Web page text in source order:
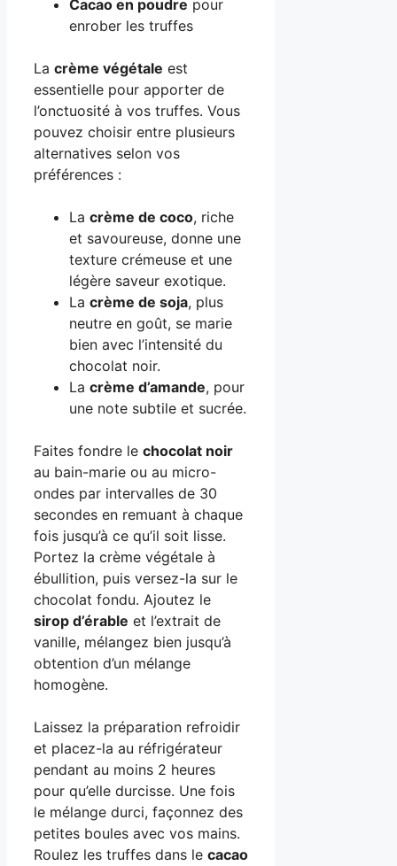
Cacao en poudre pour
enrober les truffes
La crème végétale est
essentielle pour apporter de
l’onctuosité à vos truffes. Vous
pouvez choisir entre plusieurs
alternatives selon vos
préférences :
La crème de coco, riche
et savoureuse, donne une
texture crémeuse et une
légère saveur exotique.
La crème de soja, plus
neutre en goût, se marie
bien avec l’intensité du
chocolat noir.
La crème d’amande, pour
une note subtile et sucrée.
Faites fondre le chocolat noir
au bain-marie ou au micro-
ondes par intervalles de 30
secondes en remuant à chaque
fois jusqu’à ce qu’il soit lisse.
Portez la crème végétale à
ébullition, puis versez-la sur le
chocolat fondu. Ajoutez le
sirop d’érable et l’extrait de
vanille, mélangez bien jusqu’à
obtention d’un mélange
homogène.
Laissez la préparation refroidir
et placez-la au réfrigérateur
pendant au moins 2 heures
pour qu’elle durcisse. Une fois
le mélange durci, façonnez des
petites boules avec vos mains.
Roulez les truffes dans le cacao